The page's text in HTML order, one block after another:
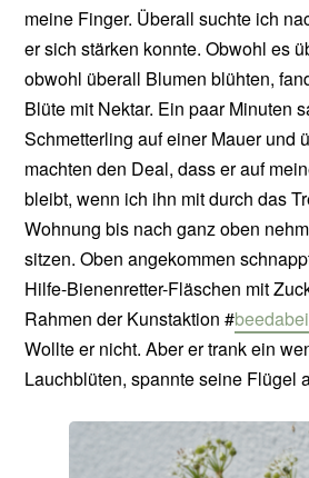
meine Finger. Überall suchte ich
er sich stärken konnte. Obwohl es
obwohl überall Blumen blühten,
Blüte mit Nektar. Ein paar Minuten
Schmetterling auf einer Mauer und
machten den Deal, dass er auf
bleibt, wenn ich ihn mit durch das
Wohnung bis nach ganz oben
sitzen. Oben angekommen
Hilfe-Bienenretter-Fläschen mit
Rahmen der Kunstaktion #beedabei
Wollte er nicht. Aber er trank ein
Lauchblüten, spannte seine Flügel